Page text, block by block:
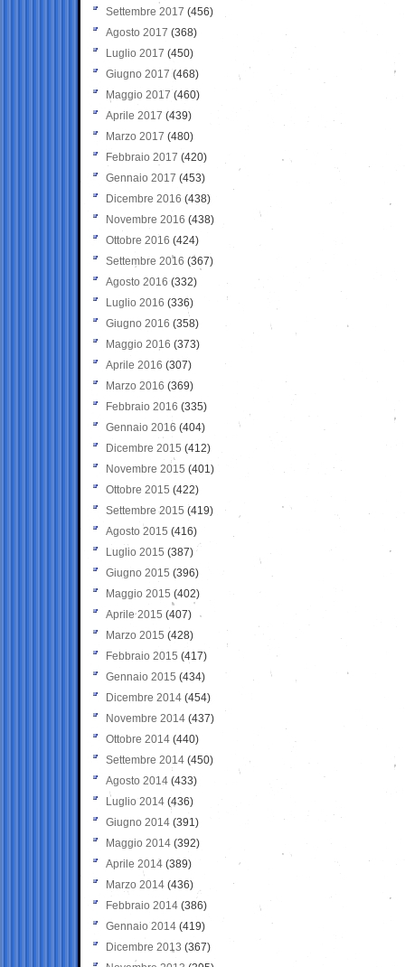
Settembre 2017 (456)
Agosto 2017 (368)
Luglio 2017 (450)
Giugno 2017 (468)
Maggio 2017 (460)
Aprile 2017 (439)
Marzo 2017 (480)
Febbraio 2017 (420)
Gennaio 2017 (453)
Dicembre 2016 (438)
Novembre 2016 (438)
Ottobre 2016 (424)
Settembre 2016 (367)
Agosto 2016 (332)
Luglio 2016 (336)
Giugno 2016 (358)
Maggio 2016 (373)
Aprile 2016 (307)
Marzo 2016 (369)
Febbraio 2016 (335)
Gennaio 2016 (404)
Dicembre 2015 (412)
Novembre 2015 (401)
Ottobre 2015 (422)
Settembre 2015 (419)
Agosto 2015 (416)
Luglio 2015 (387)
Giugno 2015 (396)
Maggio 2015 (402)
Aprile 2015 (407)
Marzo 2015 (428)
Febbraio 2015 (417)
Gennaio 2015 (434)
Dicembre 2014 (454)
Novembre 2014 (437)
Ottobre 2014 (440)
Settembre 2014 (450)
Agosto 2014 (433)
Luglio 2014 (436)
Giugno 2014 (391)
Maggio 2014 (392)
Aprile 2014 (389)
Marzo 2014 (436)
Febbraio 2014 (386)
Gennaio 2014 (419)
Dicembre 2013 (367)